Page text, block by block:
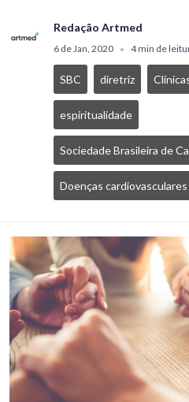
Redação Artmed
6 de Jan, 2020 • 4 min de
SBC diretriz
espiritualidade
Sociedade Brasileira de
Doenças cardiovasculares